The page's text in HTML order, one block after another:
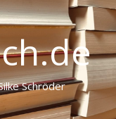
Schröder